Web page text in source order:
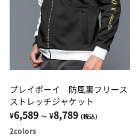
プレイボーイ 防風裏フリース
ストレッチジャケット
¥6,589 ～ ¥8,789 (税込)
2colors